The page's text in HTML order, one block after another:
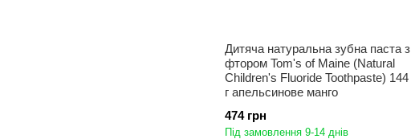
Дитяча натуральна зубна паста з
фтором Tom's of Maine (Natural
Children's Fluoride Toothpaste) 144
г апельсинове манго
474 грн
Під замовлення 9-14 днів